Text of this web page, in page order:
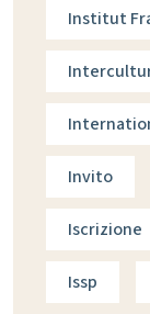
Institut
Invito
Iscrizione
Issp